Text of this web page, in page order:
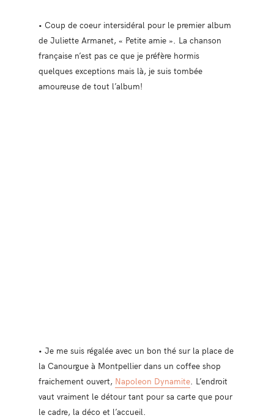
• Coup de coeur intersidéral pour le premier album
de Juliette Armanet, « Petite amie ». La chanson
française n’est pas ce que je préfère hormis
quelques exceptions mais là, je suis tombée
amoureuse de tout l’album!
• Je me suis régalée avec un bon thé sur la place de
la Canourgue à Montpellier dans un coffee shop
fraichement ouvert, Napoleon Dynamite. L’endroit
vaut vraiment le détour tant pour sa carte que pour
le cadre, la déco et l’accueil.